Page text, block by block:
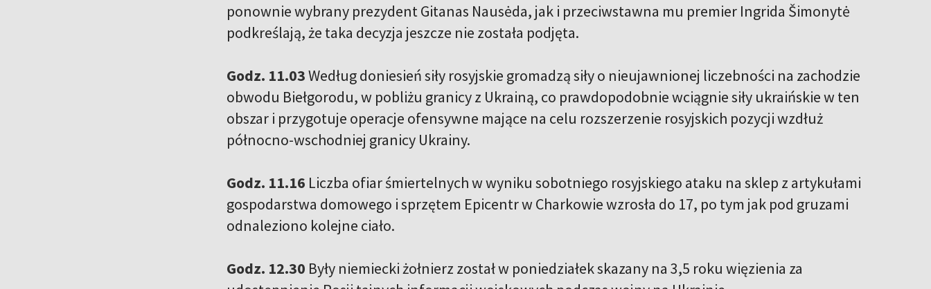
ponownie wybrany prezydent Gitanas Nausėda, jak i przeciwstawna mu premier Ingrida Šimonytė
podkreślają, że taka decyzja jeszcze nie została podjęta.
Godz. 11.03Według doniesień siły rosyjskie gromadzą siły o nieujawnionej liczebności na zachodzie
obwodu Biełgorodu, w pobliżu granicy z Ukrainą, co prawdopodobnie wciągnie siły ukraińskie w ten
obszar i przygotuje operacje ofensywne mające na celu rozszerzenie rosyjskich pozycji wzdłuż
północno-wschodniej granicy Ukrainy.
Godz. 11.16 Liczba ofiar śmiertelnych w wyniku sobotniego rosyjskiego ataku na sklep z artykułami
gospodarstwa domowego i sprzętem Epicentr w Charkowie wzrosła do 17, po tym jak pod gruzami
odnaleziono kolejne ciało.
Godz. 12.30 Były niemiecki żołnierz został w poniedziałek skazany na 3,5 roku więzienia za